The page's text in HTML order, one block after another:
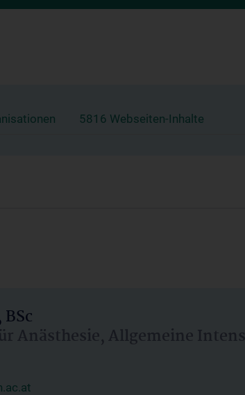
5816 Webseiten-Inhalte
Anästhesie, Allgemeine